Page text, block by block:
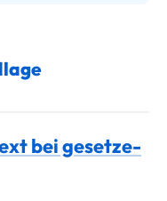
bei gesetze-